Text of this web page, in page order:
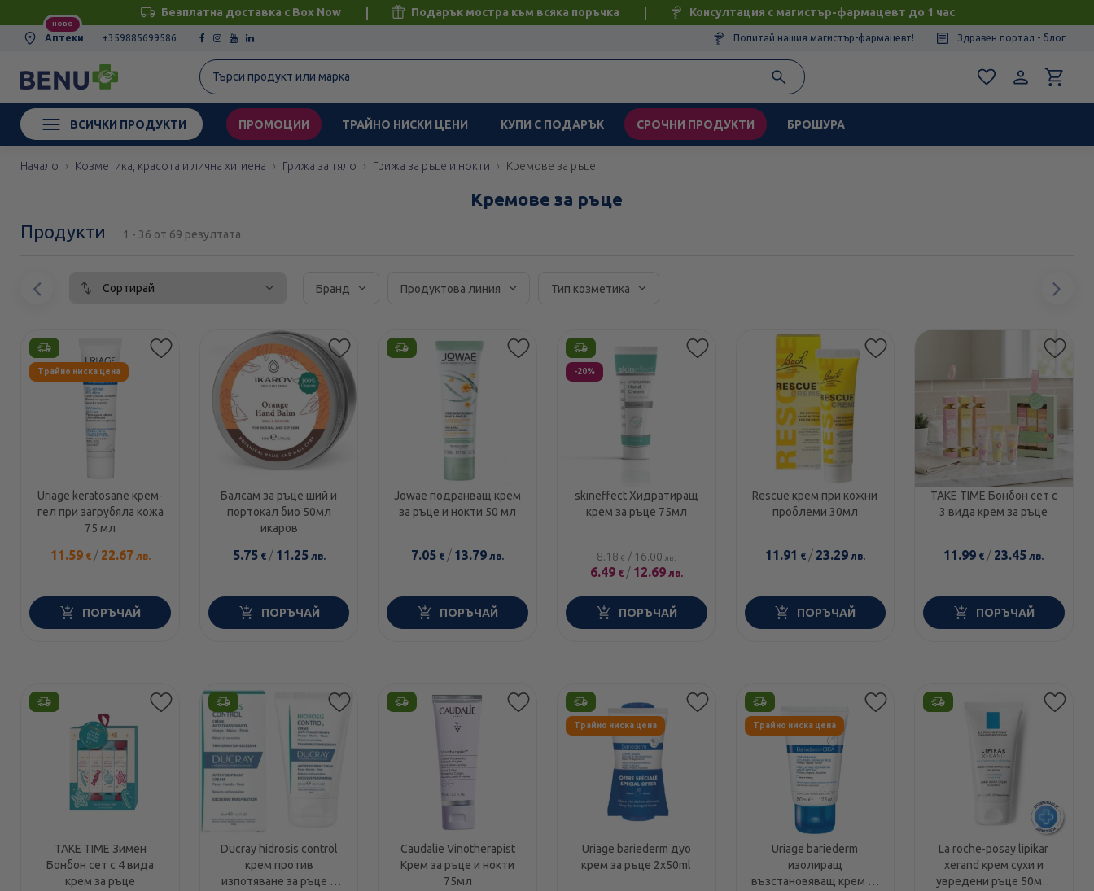
Безплатна доставка с Box Now Подарък мостра към всяка поръчка Консултация с магистър-фармацевт до 1 час
НОВО
Аптеки +359885699586 Попитай нашия магистър-фармацевт! Здравен портал - блог
ВСИЧКИ ПРОДУКТИ ПРОМОЦИИ ТРАЙНО НИСКИ ЦЕНИ КУПИ С ПОДАРЪК СРОЧНИ ПРОДУКТИ БРОШУРА
Начало Козметика, красота и лична хигиена Грижа за тяло Грижа за ръце и нокти Кремове за ръце
Кремове за ръце
Продукти
1 - 36 от 69 резултата
Сортирай
Бранд Продуктова линия Тип козметика
Предишен
Етикети
Трайно ниска цена
Uriage keratosane крем-
гел при загрубяла кожа
75 мл
11.59€ / 22.67лв.
ПОРЪЧАЙ
Балсам за ръце ший и
портокал био 50мл
икаров
5.75€ / 11.25лв.
ПОРЪЧАЙ
Jowae подранващ крем
за ръце и нокти 50 мл
7.05 € / 13.79 лв.
ПОРЪЧАЙ
Етикети
-20%
skineffect Хидратиращ
крем за ръце 75мл
8.18€ /16.00лв.
6.49€ / 12.69лв.
ПОРЪЧАЙ
Rescue крем при кожни
проблеми 30мл
11.91 € / 23.29лв.
ПОРЪЧАЙ
TAKE TIME Бонбон сет с
3 вида крем за ръце
11.99 € / 23.45 лв.
ПОРЪЧАЙ
Етикети
TAKE TIME Зимен
Бонбон сет с 4 вида
крем за ръце
Ducray hidrosis control
крем против
изпотяване за ръце и
Caudalie Vinotherapist
Крем за ръце и нокти
75мл
Етикети
Трайно ниска цена
Uriage bariederm дуо
крем за ръце 2x50ml
Етикети
Трайно ниска цена
Uriage bariederm
изолиращ
възстановяващ крем за
Етикети
La roche-posay lipikar
xerand крем сухи и
увредени ръце 50мл.